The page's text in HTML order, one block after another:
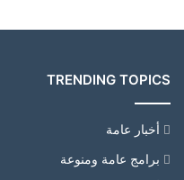
TRENDING TOPICS
أخبار عامة
برامج عامة ومنوعة